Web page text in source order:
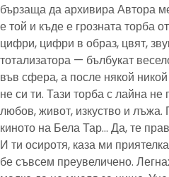
бързаща да архивира Автора
е той и къде е грозната торба
цифри, цифри в образ, цвят,
тотализатора — бълбукат
във сфера, а после някой
не си ти. Тази торба с лайна
любов, живот, изкуство и
киното на Бела Тар… Да, те
И ти осиротя, каза ми
бе съвсем преувеличено.